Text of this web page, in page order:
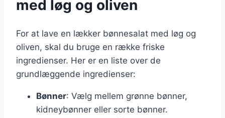
med løg og oliven
For at lave en lækker bønnesalat med løg og
oliven, skal du bruge en række friske
ingredienser. Her er en liste over de
grundlæggende ingredienser:
Bønner: Vælg mellem grønne bønner,
kidneybønner eller sorte bønner.